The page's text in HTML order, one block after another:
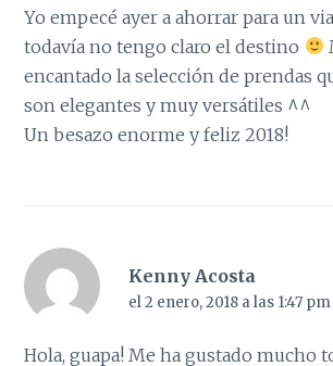
Yo empecé ayer a ahorrar para un
todavía no tengo claro el destino
encantado la selección de prendas
son elegantes y muy versátiles ^^
Un besazo enorme y feliz 2018!
Kenny Acosta
el 2 enero, 2018 a las 1:47 pm
Hola, guapa! Me ha gustado mucho